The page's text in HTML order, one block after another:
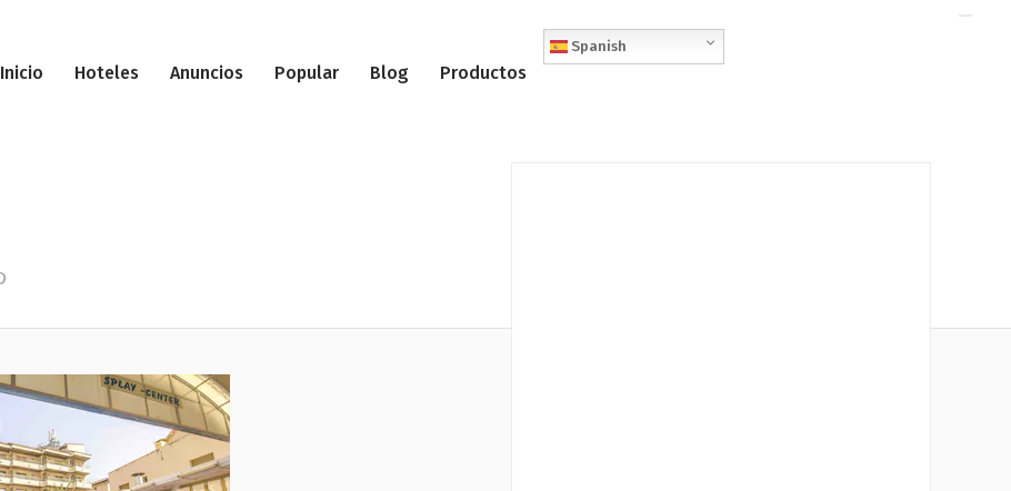
Inicio Hoteles Anuncios Popular Blog Productos
Spanish